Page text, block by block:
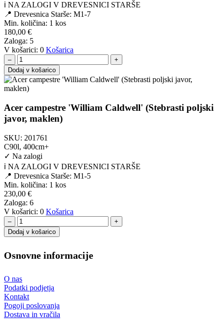
ℹ️ NA ZALOGI V DREVESNICI STARŠE
📍 Drevesnica Starše: M1-7
Min. količina: 1 kos
180,00 €
Zaloga: 5
V košarici: 0 Košarica
–
+
Dodaj v košarico
Acer campestre 'William Caldwell' (Stebrasti poljski
javor, maklen)
SKU: 201761
C90l, 400cm+
✓ Na zalogi
ℹ️ NA ZALOGI V DREVESNICI STARŠE
📍 Drevesnica Starše: M1-5
Min. količina: 1 kos
230,00 €
Zaloga: 6
V košarici: 0 Košarica
–
+
Dodaj v košarico
Osnovne informacije
O nas
Podatki podjetja
Kontakt
Pogoji poslovanja
Dostava in vračila